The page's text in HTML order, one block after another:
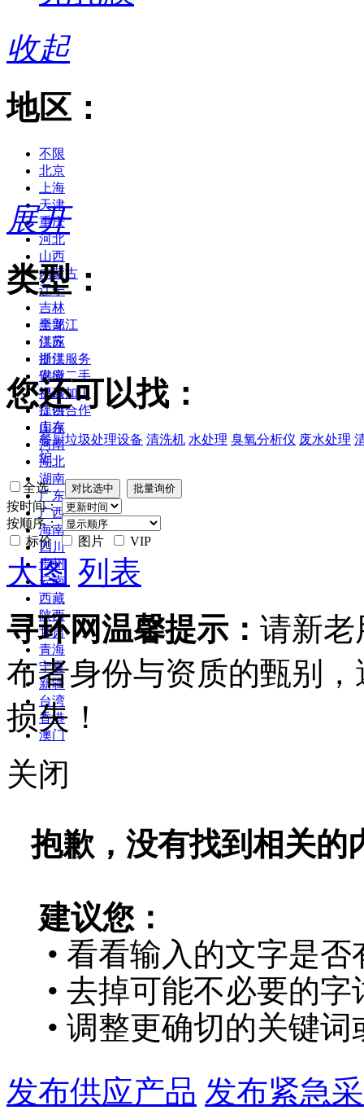
收起
地区：
不限
北京
上海
天津
重庆
河北
山西
内蒙古
辽宁
吉林
黑龙江
江苏
浙江
安徽
福建
江西
山东
河南
湖北
湖南
广东
广西
海南
四川
贵州
云南
西藏
陕西
甘肃
青海
宁夏
新疆
台湾
香港
澳门
展开
类型：
全部
供应
提供服务
供应二手
提供加工
提供合作
库存
您还可以找：
餐厨垃圾处理设备 清洗机 水处理 臭氧分析仪 废水处理
炉
全选
按时间：
按顺序：
标价
图片 VIP
大图 列表
寻环网温馨提示： 请新老
布者身份与资质的甄别
损失！
关闭
抱歉，没有找到相关的
建议您：
• 看看输入的文字是否
• 去掉可能不必要的字
• 调整更确切的关键
发布供应产品 发布紧急